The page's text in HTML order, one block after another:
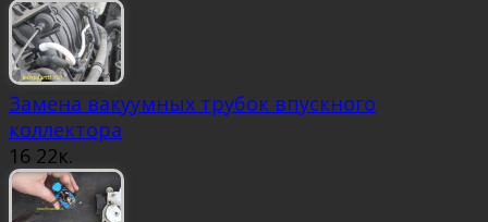
Замена вакуумных трубок впускного
коллектора
16 22к.